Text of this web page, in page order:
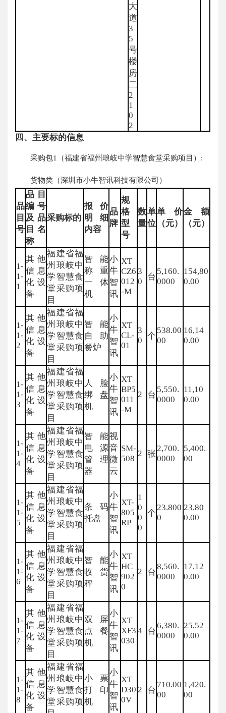
大
道
3
5
号
楼
房
二
2
1
0
2
四、主要标的信息
采购包1（福建省福州琅岐中学智慧食堂采购项目）:
货物类（深圳市小牛智讯科技有限公司）
品
目
号
品目
编号
及品
目名
称
采购标的
报价
明细
内容
品
牌
规
格
型
号
数
量
单
位
单价
（元）
金额
（元）
1-
1-
1
其他
信息
化设
备
福建省福
州琅岐中
学智慧食
堂采购项
目
智能
称重
一体
机
小
牛
智
讯
XT
CZ6
012
-M
3
0
台
5,160.
0000
154,80
0.00
1-
1-
2
其他
信息
化设
备
福建省福
州琅岐中
学智慧食
堂采购项
目
智能
自助
餐炉
小
牛
智
讯
XT
CL-
01
3
0 个
538.00
00
16,14
0.00
1-
1-
3
其他
信息
化设
备
福建省福
州琅岐中
学智慧食
堂采购项
目
人脸
绑盘
机
小
牛
智
讯
XT
BP5
011
-M
2 台
5,550.
0000
11,10
0.00
1-
1-
4
其他
信息
化设
备
福建省福
州琅岐中
学智慧食
堂采购项
目
智能
电源
管理
器
视
音
微
云
SM-
508
2 张
2,700.
0000
5,400.
00
1-
1-
5
其他
信息
化设
备
福建省福
州琅岐中
学智慧食
堂采购项
目
条码
托盘
小
牛
智
讯
XT-
805
RP
1
0
0
0
个
23.800
0
23,80
0.00
1-
1-
6
其他
信息
化设
备
福建省福
州琅岐中
学智慧食
堂采购项
目
智能
收货
秤
小
牛
智
讯
XT
HC
902
0
2 台
8,560.
0000
17,12
0.00
1-
1-
7
其他
信息
化设
备
福建省福
州琅岐中
学智慧食
堂采购项
目
双屏
点餐
机
小
牛
智
讯
XT
XF3
030
4 台
6,380.
0000
25,52
0.00
1-
1-
8
其他
信息
化设
备
福建省福
州琅岐中
学智慧食
堂采购项
小票
打印
机
小
牛
智
讯
XT
D30
0V
2 台
710.00
00
1,420.
00